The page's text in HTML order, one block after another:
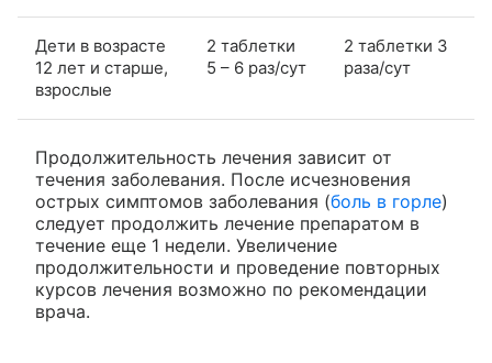
Дети в возрасте
12 лет и старше,
взрослые
2 таблетки
5 – 6 раз/сут
2 таблетки 3
раза/сут
Продолжительность лечения зависит от
течения заболевания. После исчезновения
острых симптомов заболевания (боль в горле)
следует продолжить лечение препаратом в
течение еще 1 недели. Увеличение
продолжительности и проведение повторных
курсов лечения возможно по рекомендации
врача.